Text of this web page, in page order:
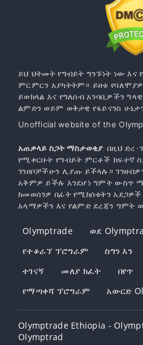
ይህ ህትመት የግብይት ግንኙነት ነው
ምርምርን አያካትትም። ይዘቱ
ይወክላል እና የግለሰብ አንባቢዎችን
ልምድን ወይም ወቅታዊ የፋይናንስ
Unofficial website of the
አጠቃላይ ስጋት ማስታወቂያ: በዚህ ድረ-
የሚቀርቡት የግብይት ምርቶች ከፍተኛ
ገንዘቦቻችሁን ሊያጡ ይችላሉ።
አቅምዎ ይችሉ እንደሆነ ግምት ውስጥ
ከመወሰንዎ በፊት የሚከሰቱትን
አላማዎችን እና የልምድ ደረጃን ግምት
Olymptrade
ወደ
የተቆራኘ ፕሮግራም
ስግን እን
ተገናኝ
መለያ ክፈት በየጥ
የማጣቀሻ ፕሮግራም
አውርድ
Olymptrade Ethiopia -
Olymptrad